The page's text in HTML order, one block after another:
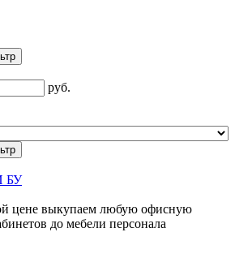
руб.
БУ
цене выкупаем любую офисную
до мебели персонала